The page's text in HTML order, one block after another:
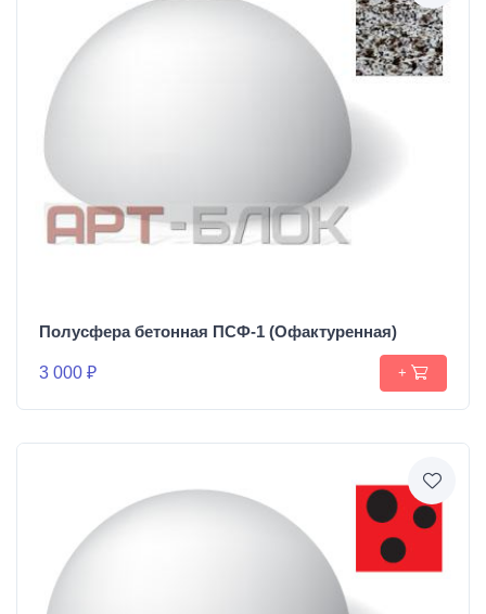
Полусфера бетонная ПСФ-1 (Офактуренная)
3 000 ₽ +